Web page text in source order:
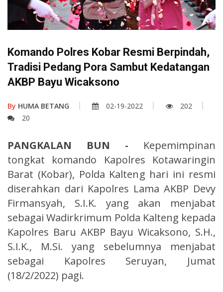
Komando Polres Kobar Resmi Berpindah,
Tradisi Pedang Pora Sambut Kedatangan
AKBP Bayu Wicaksono
By HUMA BETANG 02-19-2022
202
20
PANGKALAN BUN - Kepemimpinan
tongkat komando Kapolres Kotawaringin
Barat (Kobar), Polda Kalteng hari ini resmi
diserahkan dari Kapolres Lama AKBP Devy
Firmansyah, S.I.K. yang akan menjabat
sebagai Wadirkrimum Polda Kalteng kepada
Kapolres Baru AKBP Bayu Wicaksono, S.H.,
S.I.K., M.Si. yang sebelumnya menjabat
sebagai Kapolres Seruyan, Jumat
(18/2/2022) pagi.